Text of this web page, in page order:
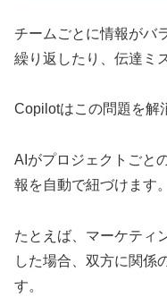
チームごとに情報がバ
繰り返したり、伝達ミ
Copilotはこの問題を解
AIがプロジェクトごと
報を自動で紐づけます。
たとえば、マーケティ
した場合、双方に関係
す。